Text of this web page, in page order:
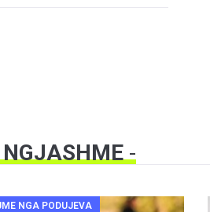
-
NGA PODUJEVA